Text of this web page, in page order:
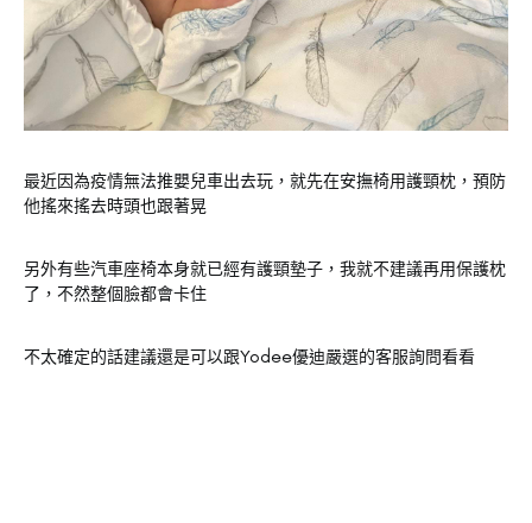
最近因為疫情無法推嬰兒車出去玩，就先在安撫椅用護頸枕，預防
他搖來搖去時頭也跟著晃
另外有些汽車座椅本身就已經有護頸墊子，我就不建議再用保護枕
了，不然整個臉都會卡住
不太確定的話建議還是可以跟Yodee優迪嚴選的客服詢問看看